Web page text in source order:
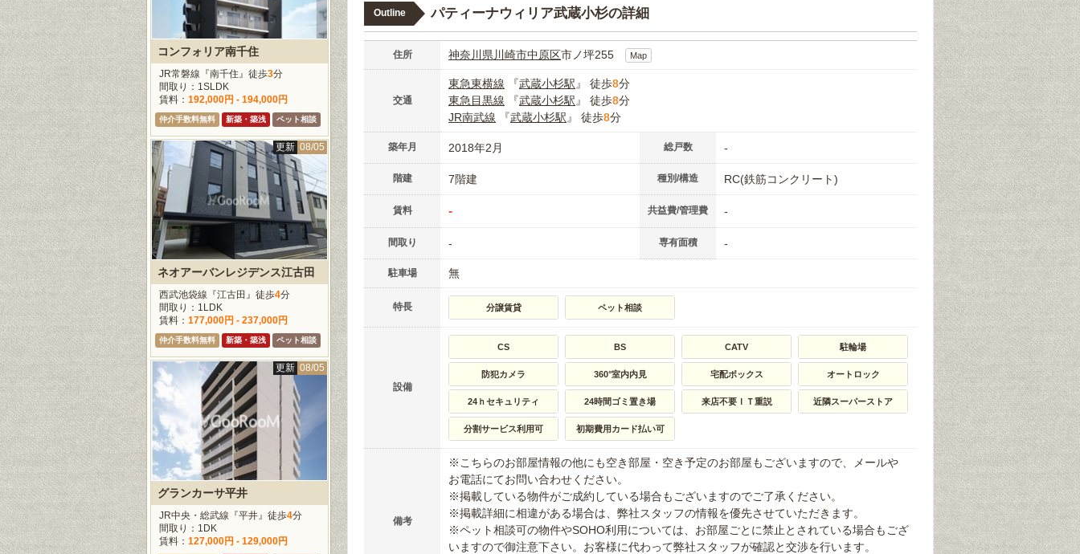
Outline パティーナウィリア武蔵小杉の詳細
住所 神奈川県 川崎市中原区市ノ坪255 Map
交通
東急東横線 『武蔵小杉駅 』 徒歩8分
東急目黒線 『武蔵小杉駅 』 徒歩8分
JR南武線 『武蔵小杉駅 』 徒歩8分
築年月 2018年2月 総戸数 -
階建 7階建 種別/構造 RC(鉄筋コンクリート)
賃料 - 共益費/管理費 -
間取り - 専有面積 -
駐車場 無
特長 分譲賃貸 ペット相談
設備
CS BS CATV 駐輪場
防犯カメラ 360°室内内見 宅配ボックス オートロック
24ｈセキュリティ 24時間ゴミ置き場 来店不要ＩＴ重説 近隣スーパーストア
分割サービス利用可 初期費用カード払い可
備考
※こちらのお部屋情報の他にも空き部屋・空き予定のお部屋もございますので、メールや
お電話にてお問い合わせください。
※掲載している物件がご成約している場合もございますのでご了承ください。
※掲載詳細に相違がある場合は、弊社スタッフの情報を優先させていただきます。
※ペット相談可の物件やSOHO利用については、お部屋ごとに禁止とされている場合もござ
いますので御注意下さい。お客様に代わって弊社スタッフが確認と交渉を行います。
コンフォリア南千住
JR常磐線『南千住』徒歩3分
間取り：1SLDK
賃料： 192,000円 - 194,000円
仲介手数料無料 新築・築浅 ペット相談
更新 08/05
ネオアーバンレジデンス江古田
西武池袋線『江古田』徒歩4分
間取り：1LDK
賃料： 177,000円 - 237,000円
仲介手数料無料 新築・築浅 ペット相談
更新 08/05
グランカーサ平井
JR中央・総武線『平井』徒歩4分
間取り：1DK
賃料： 127,000円 - 129,000円